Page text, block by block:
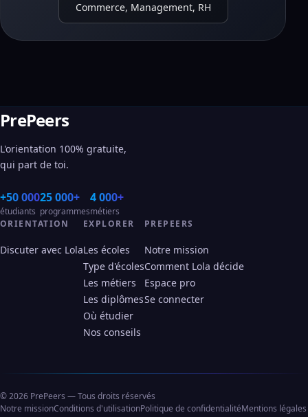
Commerce, Management, RH
PrePeers
L'orientation 100% gratuite,
qui part de toi.
+50 000
étudiants
25 000+
programmes
4 000+
métiers
ORIENTATION
Discuter avec Lola
EXPLORER
Les écoles
Type d'écoles
Les métiers
Les diplômes
Où étudier
Nos conseils
PREPEERS
Notre mission
Comment Lola décide
Espace pro
Se connecter
© 2026 PrePeers — Tous droits réservés
Notre missionConditions d'utilisationPolitique de confidentialitéMentions légales